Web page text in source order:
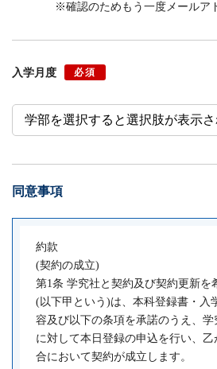
※確認のためもう一度メールア
入学月度 必須
同意事項
約款
(契約の成立)
第1条 学究社と契約及び契約更新を
(以下甲という)は、本科登録書・入
容及び以下の条項を承諾のうえ、
に対して本日登録の申込を行い、
合において契約が成立します。